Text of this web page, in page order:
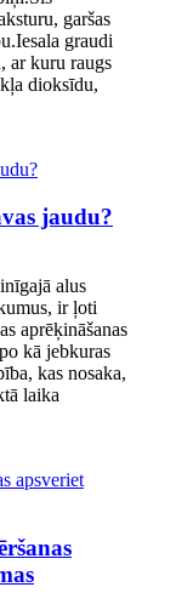
garšas
graudi
ar kuru raugs
dioksīdu,
jaudu?
alus
ir ļoti
aprēķināšanas
kā jebkuras
kas nosaka,
laika